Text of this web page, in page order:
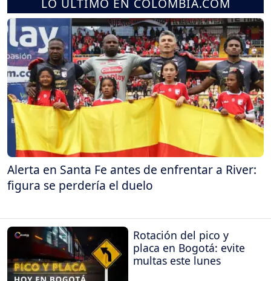
Alerta en Santa Fe antes de enfrentar a River:
figura se perdería el duelo
Rotación del pico y
placa en Bogotá: evite
multas este lunes